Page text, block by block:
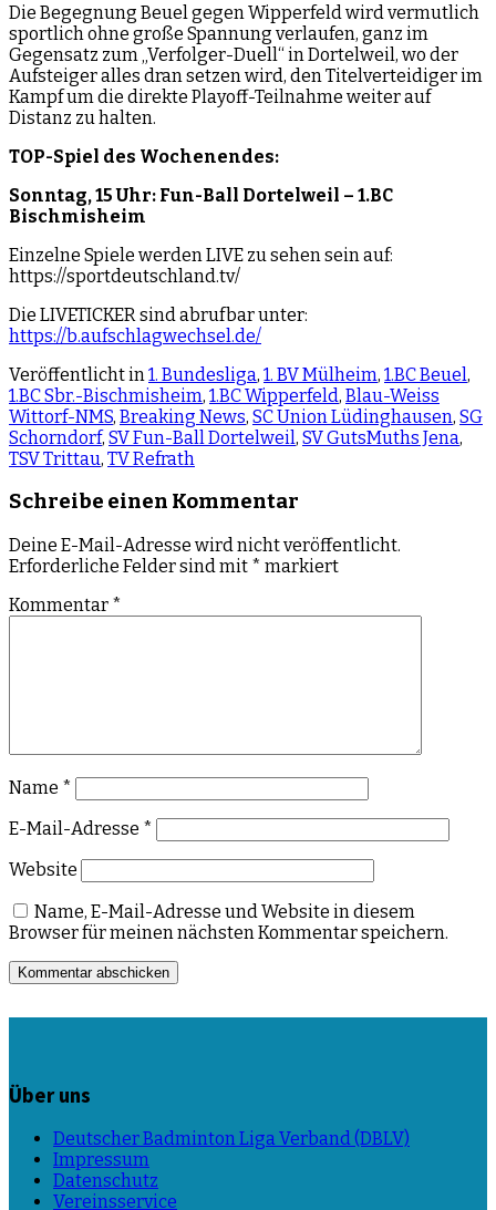
Die Begegnung Beuel gegen Wipperfeld wird vermutlich
sportlich ohne große Spannung verlaufen, ganz im
Gegensatz zum „Verfolger-Duell“ in Dortelweil, wo der
Aufsteiger alles dran setzen wird, den Titelverteidiger im
Kampf um die direkte Playoff-Teilnahme weiter auf
Distanz zu halten.
TOP-Spiel des Wochenendes:
Sonntag, 15 Uhr: Fun-Ball Dortelweil – 1.BC
Bischmisheim
Einzelne Spiele werden LIVE zu sehen sein auf:
https://sportdeutschland.tv/
Die LIVETICKER sind abrufbar unter:
https://b.aufschlagwechsel.de/
Veröffentlicht in 1. Bundesliga, 1. BV Mülheim, 1.BC Beuel,
1.BC Sbr.-Bischmisheim, 1.BC Wipperfeld, Blau-Weiss
Wittorf-NMS, Breaking News, SC Union Lüdinghausen, SG
Schorndorf, SV Fun-Ball Dortelweil, SV GutsMuths Jena,
TSV Trittau, TV Refrath
Schreibe einen Kommentar
Deine E-Mail-Adresse wird nicht veröffentlicht.
Erforderliche Felder sind mit * markiert
Kommentar *
Name *
E-Mail-Adresse *
Website
Name, E-Mail-Adresse und Website in diesem
Browser für meinen nächsten Kommentar speichern.
Über uns
Deutscher Badminton Liga Verband (DBLV)
Impressum
Datenschutz
Vereinsservice